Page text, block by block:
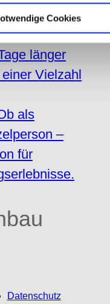
Cookies
wenn die
länger
Vielzahl
als
–
für
Datenschutz